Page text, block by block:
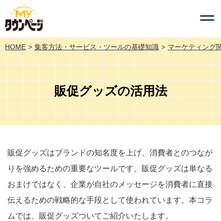
HOME 集客方法・サービス・ツールの基礎知識 マーケティング
販促グッズの活用法
販促グッズはブランドの知名度を上げ、消費者とのつなが
りを強めるための重要なツールです。販促グッズは単なる
おまけではなく、企業が自社のメッセージを消費者に直接
伝えるための戦略的な手段として使われています。本コラ
ムでは、販促グッズついてご紹介いたします。